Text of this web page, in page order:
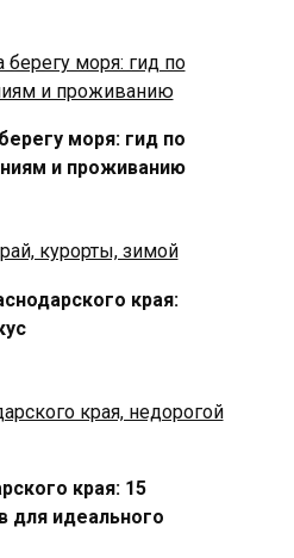
моря: гид по
и проживанию
края:
края: 15
для идеального